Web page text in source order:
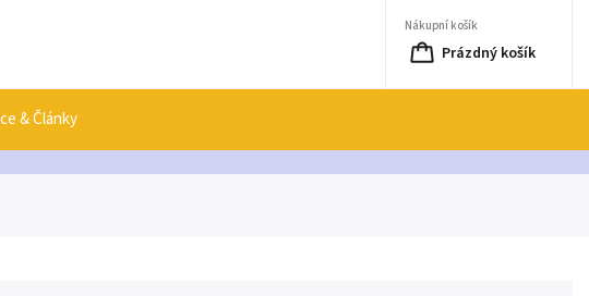
Nákupní košík
Prázdný košík
& Články